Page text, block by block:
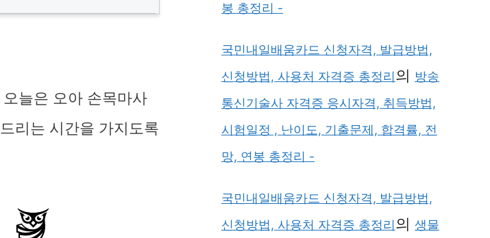
늘은 오아 손목마사
리는 시간을 가지도록
봉 총정리 -
국민내일배움카드 신청자격, 발급방법,
신청방법, 사용처 자격증 총정리의 방송
통신기술사 자격증 응시자격, 취득방법,
시험일정 , 난이도, 기출문제, 합격률, 전
망, 연봉 총정리 -
국민내일배움카드 신청자격, 발급방법,
신청방법, 사용처 자격증 총정리의 생물